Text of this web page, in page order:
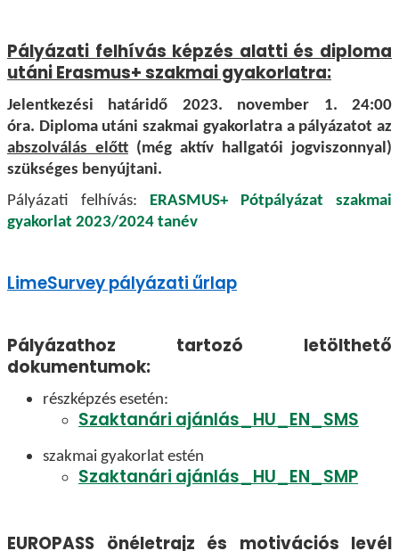
Pályázati felhívás képzés alatti és diploma
utáni Erasmus+ szakmai gyakorlatra:
Jelentkezési határidő 2023. november 1. 24:00
óra. Diploma utáni szakmai gyakorlatra a pályázatot az
abszolválás előtt (még aktív hallgatói jogviszonnyal)
szükséges benyújtani.
Pályázati felhívás:
ERASMUS+ Pótpályázat szakmai
gyakorlat 2023/2024 tanév
LimeSurvey pályázati űrlap
Pályázathoz tartozó letölthető
dokumentumok:
részképzés esetén:
Szaktanári ajánlás_HU_EN_SMS
szakmai gyakorlat estén
Szaktanári ajánlás_HU_EN_SMP
EUROPASS önéletrajz és motivációs levél